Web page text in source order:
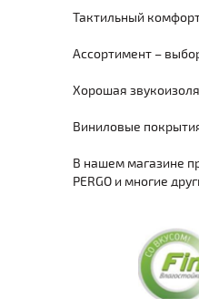
Тактильный
Ассортимент –
Хорошая
Виниловые
В нашем магазине
PERGO и многие